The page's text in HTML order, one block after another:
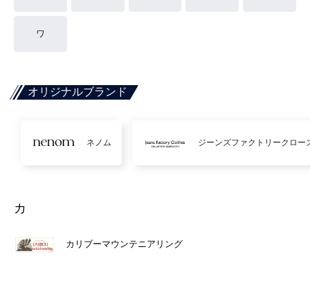
ワ
オリジナルブランド
ネノム ジーンズファクトリークロー
カ
カリブーマウンテニアリング